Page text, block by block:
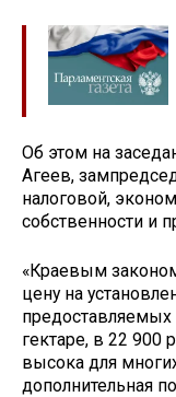
Об этом на
Агеев,
налоговой,
собственности и
«Краевым
цену на
предоставляемых
гектаре, в 22 900
высока для
дополнительная